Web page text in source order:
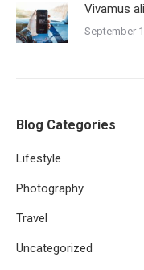
Vivamus
September
Blog Categories
Lifestyle
Photography
Travel
Uncategorized